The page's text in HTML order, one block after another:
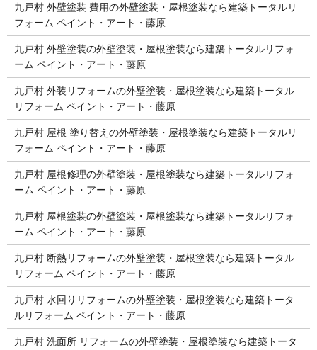
九戸村 外壁塗装 費用の外壁塗装・屋根塗装なら建築トータルリ
フォーム ペイント・アート・藤原
九戸村 外壁塗装の外壁塗装・屋根塗装なら建築トータルリフォ
ーム ペイント・アート・藤原
九戸村 外装リフォームの外壁塗装・屋根塗装なら建築トータル
リフォーム ペイント・アート・藤原
九戸村 屋根 塗り替えの外壁塗装・屋根塗装なら建築トータルリ
フォーム ペイント・アート・藤原
九戸村 屋根修理の外壁塗装・屋根塗装なら建築トータルリフォ
ーム ペイント・アート・藤原
九戸村 屋根塗装の外壁塗装・屋根塗装なら建築トータルリフォ
ーム ペイント・アート・藤原
九戸村 断熱リフォームの外壁塗装・屋根塗装なら建築トータル
リフォーム ペイント・アート・藤原
九戸村 水回りリフォームの外壁塗装・屋根塗装なら建築トータ
ルリフォーム ペイント・アート・藤原
九戸村 洗面所 リフォームの外壁塗装・屋根塗装なら建築トータ